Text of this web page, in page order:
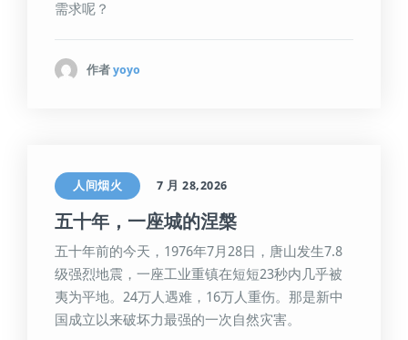
需求呢？
作者 yoyo
人间烟火 7 月 28,2026
五十年，一座城的涅槃
五十年前的今天，1976年7月28日，唐山发生7.8
级强烈地震，一座工业重镇在短短23秒内几乎被
夷为平地。24万人遇难，16万人重伤。那是新中
国成立以来破坏力最强的一次自然灾害。